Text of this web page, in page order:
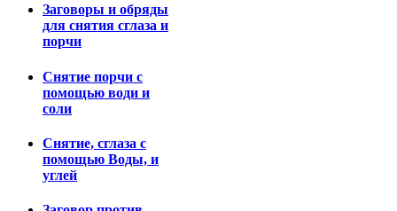
Заговоры и обряды
для снятия сглаза и
порчи
Снятие порчи с
помощью води и
соли
Снятие, сглаза с
помощью Воды, и
углей